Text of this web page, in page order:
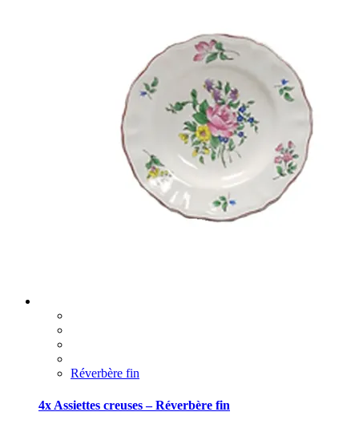
Réverbère fin
4x Assiettes creuses – Réverbère fin